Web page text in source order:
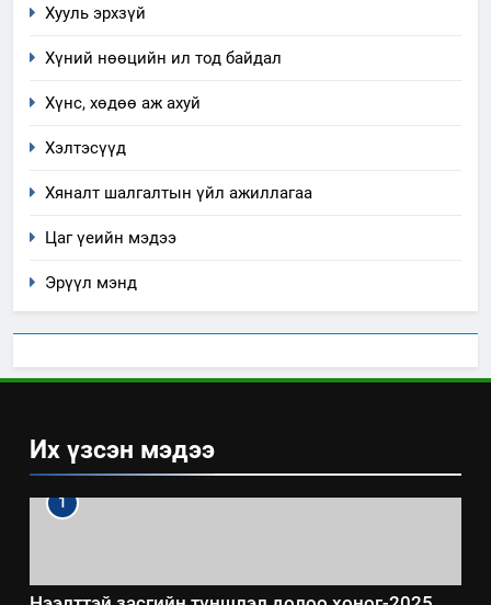
Хууль эрхзүй
Хүний нөөцийн ил тод байдал
Хүнс, хөдөө аж ахуй
Хэлтэсүүд
Хяналт шалгалтын үйл ажиллагаа
Цаг үеийн мэдээ
Эрүүл мэнд
Их үзсэн мэдээ
1